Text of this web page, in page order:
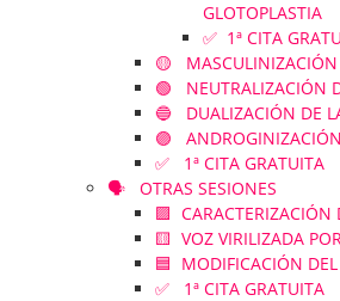
GLOTOPLASTIA
✅ 1ª CITA
🟡 MASCULINIZACIÓN
🟢 NEUTRALIZACIÓN
🔵 DUALIZACIÓN DE
🟣
✅ 1ª CITA GRATUITA
🗣️ OTRAS SESIONES
🟪 CARACTERIZACIÓN
🟨 VOZ VIRILIZADA
🟦 MODIFICACIÓN
✅ 1ª CITA GRATUITA